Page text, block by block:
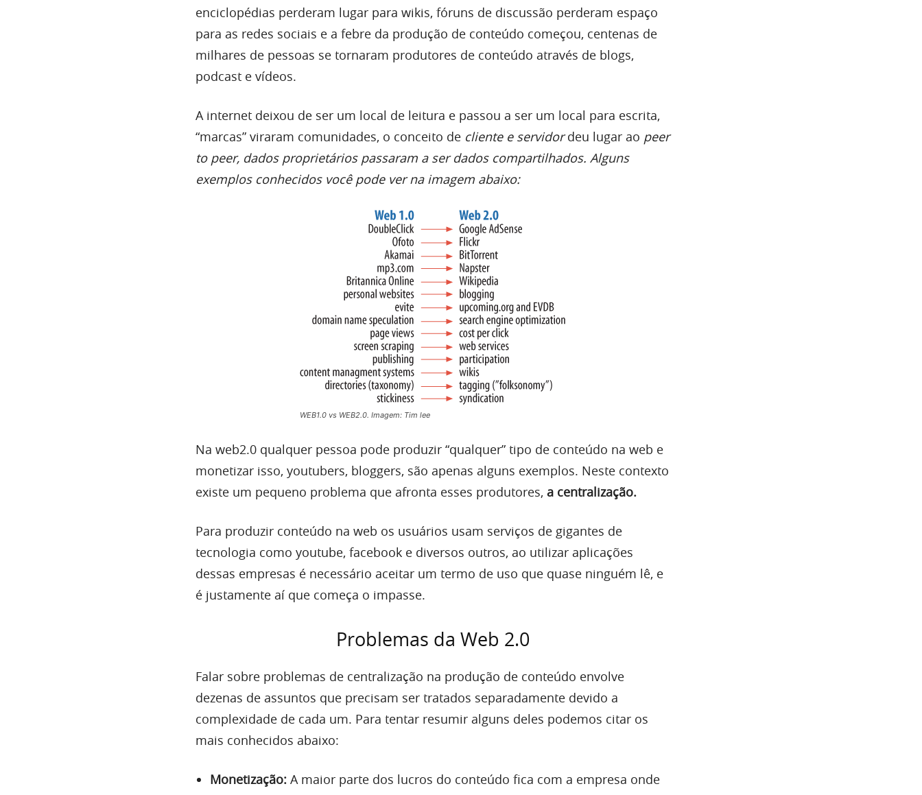
enciclopédias perderam lugar para wikis, fóruns de discussão perderam espaço
para as redes sociais e a febre da produção de conteúdo começou, centenas de
milhares de pessoas se tornaram produtores de conteúdo através de blogs,
podcast e vídeos.
A internet deixou de ser um local de leitura e passou a ser um local para escrita,
“marcas” viraram comunidades, o conceito de cliente e servidordeu lugar ao peer
to peer, dados proprietários passaram a ser dados compartilhados. Alguns
exemplos conhecidos você pode ver na imagem abaixo:
WEB1.0 vs WEB2.0. Imagem: Tim lee
Na web2.0 qualquer pessoa pode produzir “qualquer” tipo de conteúdo na web e
monetizar isso, youtubers, bloggers, são apenas alguns exemplos. Neste contexto
existe um pequeno problema que afronta esses produtores, a centralização.
Para produzir conteúdo na web os usuários usam serviços de gigantes de
tecnologia como youtube, facebook e diversos outros, ao utilizar aplicações
dessas empresas é necessário aceitar um termo de uso que quase ninguém lê, e
é justamente aí que começa o impasse.
Problemas da Web 2.0
Falar sobre problemas de centralização na produção de conteúdo envolve
dezenas de assuntos que precisam ser tratados separadamente devido a
complexidade de cada um. Para tentar resumir alguns deles podemos citar os
mais conhecidos abaixo:
Monetização: A maior parte dos lucros do conteúdo fica com a empresa onde